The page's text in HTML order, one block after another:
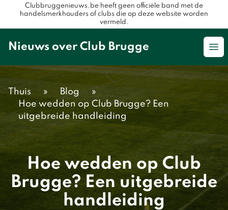
Clubbruggenieuws.be heeft geen officiële band met de
handelsmerkhouders of clubs die op deze website worden
vermeld.
Nieuws over Club Brugge
Thuis » Blog
»
Hoe wedden op Club Brugge? Een
uitgebreide handleiding
Hoe wedden op Club
Brugge? Een uitgebreide
handleiding